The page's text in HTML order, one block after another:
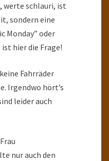
werte schlauri, ist
sondern eine
Monday” oder
ist hier die Frage!
Fahrräder
Irgendwo hört’s
leider auch
nur auch den